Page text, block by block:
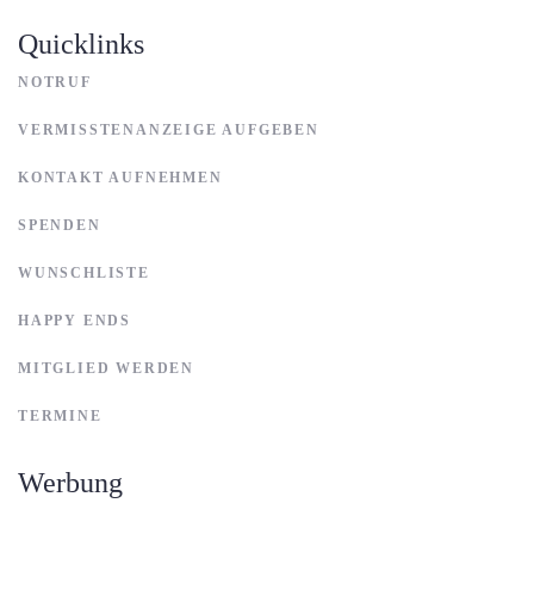
Quicklinks
NOTRUF
VERMISSTENANZEIGE AUFGEBEN
KONTAKT AUFNEHMEN
SPENDEN
WUNSCHLISTE
HAPPY ENDS
MITGLIED WERDEN
TERMINE
Werbung